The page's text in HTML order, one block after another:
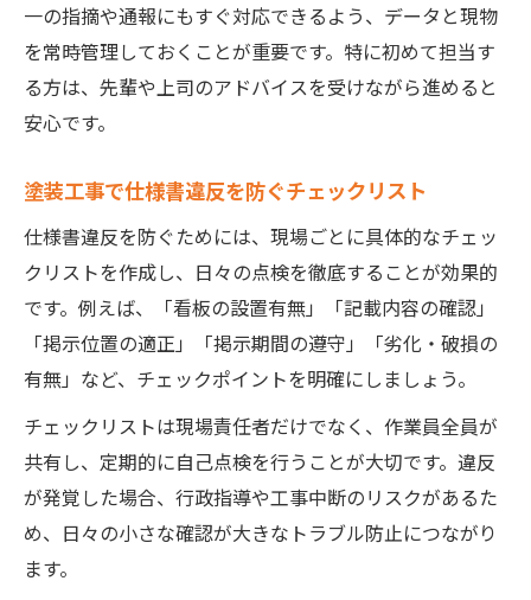
一の指摘や通報にもすぐ対応できるよう、データと現物
を常時管理しておくことが重要です。特に初めて担当す
る方は、先輩や上司のアドバイスを受けながら進めると
安心です。
塗装工事で仕様書違反を防ぐチェックリスト
仕様書違反を防ぐためには、現場ごとに具体的なチェッ
クリストを作成し、日々の点検を徹底することが効果的
です。例えば、「看板の設置有無」「記載内容の確認」
「掲示位置の適正」「掲示期間の遵守」「劣化・破損の
有無」など、チェックポイントを明確にしましょう。
チェックリストは現場責任者だけでなく、作業員全員が
共有し、定期的に自己点検を行うことが大切です。違反
が発覚した場合、行政指導や工事中断のリスクがあるた
め、日々の小さな確認が大きなトラブル防止につながり
ます。